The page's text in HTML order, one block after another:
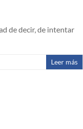
de decir, de intentar
Leer más